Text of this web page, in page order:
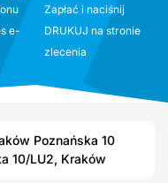
e-
Zapłać i naciśnij
DRUKUJ na stronie
zlecenia
Poznańska 10
10/LU2, Kraków